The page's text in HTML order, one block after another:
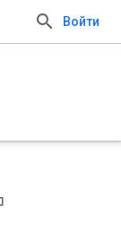
Войти